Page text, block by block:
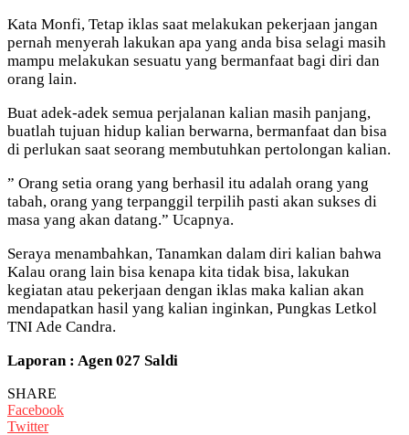
Kata Monfi, Tetap iklas saat melakukan pekerjaan jangan
pernah menyerah lakukan apa yang anda bisa selagi masih
mampu melakukan sesuatu yang bermanfaat bagi diri dan
orang lain.
Buat adek-adek semua perjalanan kalian masih panjang,
buatlah tujuan hidup kalian berwarna, bermanfaat dan bisa
di perlukan saat seorang membutuhkan pertolongan kalian.
” Orang setia orang yang berhasil itu adalah orang yang
tabah, orang yang terpanggil terpilih pasti akan sukses di
masa yang akan datang.” Ucapnya.
Seraya menambahkan, Tanamkan dalam diri kalian bahwa
Kalau orang lain bisa kenapa kita tidak bisa, lakukan
kegiatan atau pekerjaan dengan iklas maka kalian akan
mendapatkan hasil yang kalian inginkan, Pungkas Letkol
TNI Ade Candra.
Laporan : Agen 027 Saldi
SHARE
Facebook
Twitter